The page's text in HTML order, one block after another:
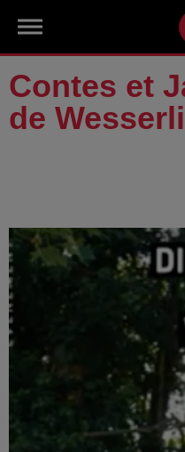
Contes et
de